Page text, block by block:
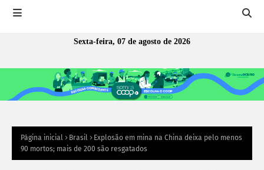
Sexta-feira, 07 de agosto de 2026
Página inicial Brasil
Explosão em mina na China deixa pelo menos
90 mortos; mais de 200 são resgatados